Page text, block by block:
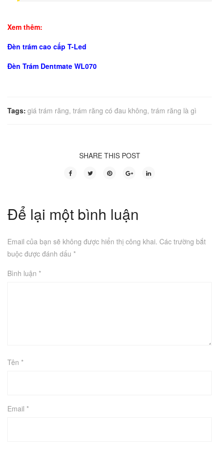
Xem thêm:
Đèn trám cao cấp T-Led
Đèn Trám Dentmate WL070
Tags: giá trám răng, trám răng có đau không, trám răng là gì
SHARE THIS POST
Để lại một bình luận
Email của bạn sẽ không được hiển thị công khai. Các trường bắt
buộc được đánh dấu *
Bình luận *
Tên *
Email *